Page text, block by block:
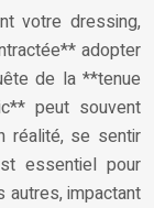
votre dressing,
adopter
de la **tenue
peut souvent
réalité, se sentir
essentiel pour
autres, impactant